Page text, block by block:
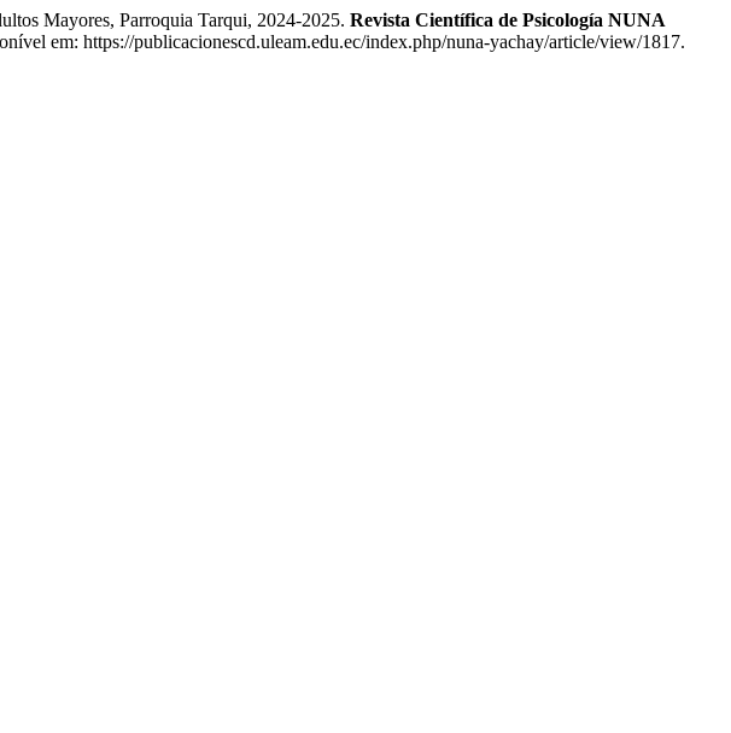
Mayores, Parroquia Tarqui, 2024-2025. Revista Científica de Psicología NUNA
em: https://publicacionescd.uleam.edu.ec/index.php/nuna-yachay/article/view/1817.